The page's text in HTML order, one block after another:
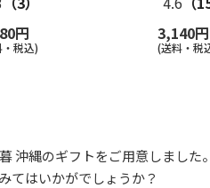
円
税込)
3,140円
(送料・税
沖縄のギフトをご用意しまし
てはいかがでしょうか？